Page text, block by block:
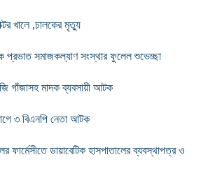
খালে ,চালকের মৃত্যু
প্রভাত সমাজকল্যাণ সংস্থার ফুলেল শুভেচ্ছা
গাঁজাসহ মাদক ব্যবসায়ী আটক
৩ বিএনপি নেতা আটক
ফার্মেসীতে ডায়াবেটিক হাসপাতালের ব্যবস্থাপত্র ও